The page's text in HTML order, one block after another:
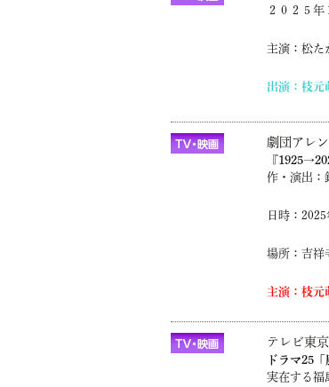
２０２５
主演：松
出演：枝元
劇団アレ
『
作・ 演出：
日時： 2025
場所：吉祥
主演：枝元
テレビ東京
ドラマ25「
実在する福